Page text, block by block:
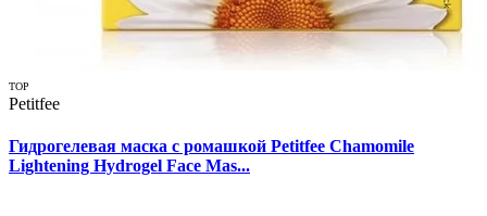
TOP
Petitfee
Гидрогелевая маска с ромашкой Petitfee Chamomile
Lightening Hydrogel Face Mas...